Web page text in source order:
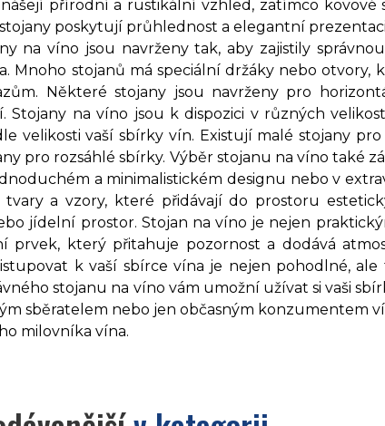
přírodní a rustikální vzhled, zatímco
poskytují průhlednost a elegantní
na víno jsou navrženy tak, aby zajistily
Mnoho stojanů má speciální držáky nebo
Některé stojany jsou navrženy pro
Stojany na víno jsou k dispozici v různých
velikosti vaší sbírky vín. Existují malé stojany
pro rozsáhlé sbírky. Výběr stojanu na víno také
a minimalistickém designu nebo v
tvary a vzory, které přidávají do prostoru
jídelní prostor. Stojan na víno je nejen
prvek, který přitahuje pozornost a dodává
k vaší sbírce vína je nejen pohodlné,
stojanu na víno vám umožní užívat si vaši
sběratelem nebo jen občasným konzumentem
milovníka vína.